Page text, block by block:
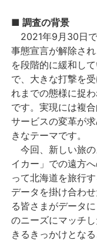
■ 調査の背景
2021年9月30日で
事態宣言が解除さ
を段階的に緩和し
で、大きな打撃を
れまでの態様に捉
です。実現には複
サービスの変革が
きなテーマです。
今回、新しい旅の
イカー」での遠方
って北海道を旅行
データを掛け合わ
る皆さまがデータ
のニーズにマッチ
きるきっかけとな